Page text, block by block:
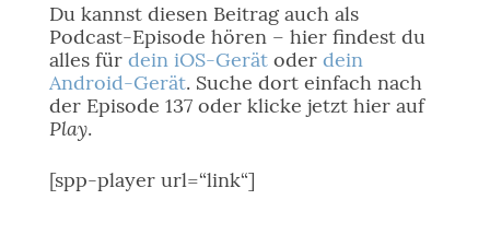
Du kannst diesen Beitrag auch als
Podcast-Episode hören – hier findest du
alles für dein iOS-Gerätoder dein
Android-Gerät. Suche dort einfach nach
der Episode 137 oder klicke jetzt hier auf
Play.
[spp-player url=“link“]